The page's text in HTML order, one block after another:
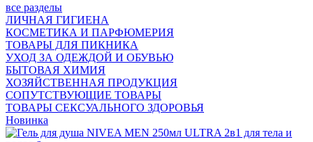
все разделы
ЛИЧНАЯ ГИГИЕНА
КОСМЕТИКА И ПАРФЮМЕРИЯ
ТОВАРЫ ДЛЯ ПИКНИКА
УХОД ЗА ОДЕЖДОЙ И ОБУВЬЮ
БЫТОВАЯ ХИМИЯ
ХОЗЯЙСТВЕННАЯ ПРОДУКЦИЯ
СОПУТСТВУЮЩИЕ ТОВАРЫ
ТОВАРЫ СЕКСУАЛЬНОГО ЗДОРОВЬЯ
Новинка